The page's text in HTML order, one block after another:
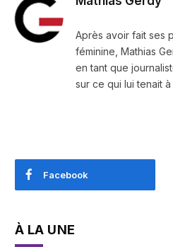
Après avoir fait ses
féminine, Mathias
en tant que
sur ce qui lui tenait
Facebook
À LA UNE